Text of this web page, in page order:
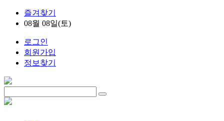
즐겨찾기
08월 08일(토)
로그인
회원가입
정보찾기